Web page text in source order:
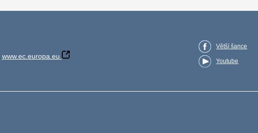
www.ec.europa.eu
Větší šance
Youtube